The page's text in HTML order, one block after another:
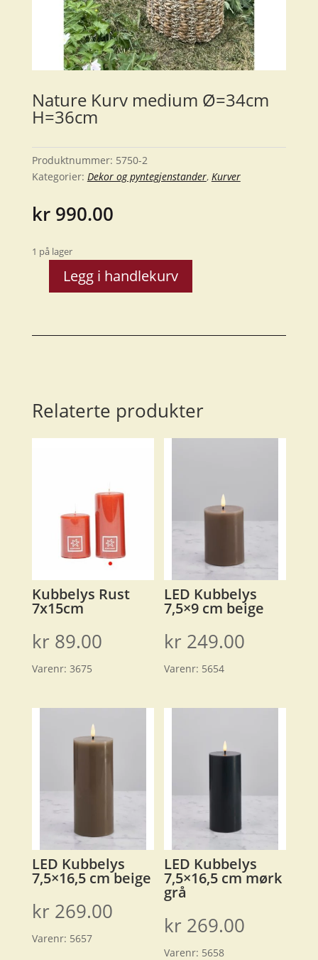
Nature Kurv medium Ø=34cm
H=36cm
Produktnummer: 5750-2
Kategorier: Dekor og pyntegjenstander, Kurver
kr990.00
1 på lager
Nature
Ø=34cm
Legg i handlekurv
Relaterte produkter
Kubbelys Rust
7x15cm
kr 89.00
Varenr: 3675
LED Kubbelys
7,5×9 cm beige
kr 249.00
Varenr: 5654
LED Kubbelys
7,5×16,5 cm beige
kr 269.00
Varenr: 5657
LED Kubbelys
7,5×16,5 cm mørk
grå
kr 269.00
Varenr: 5658